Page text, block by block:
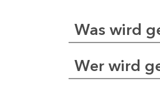
Was wird
Wer wird